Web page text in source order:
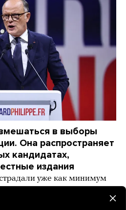
в выборы
Она распространяет
кандидатах,
издания
уже как минимум